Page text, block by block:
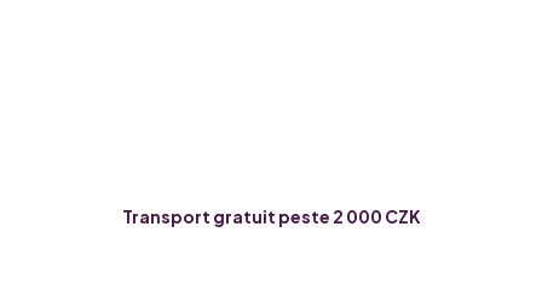
Transport gratuit peste 2 000 CZK